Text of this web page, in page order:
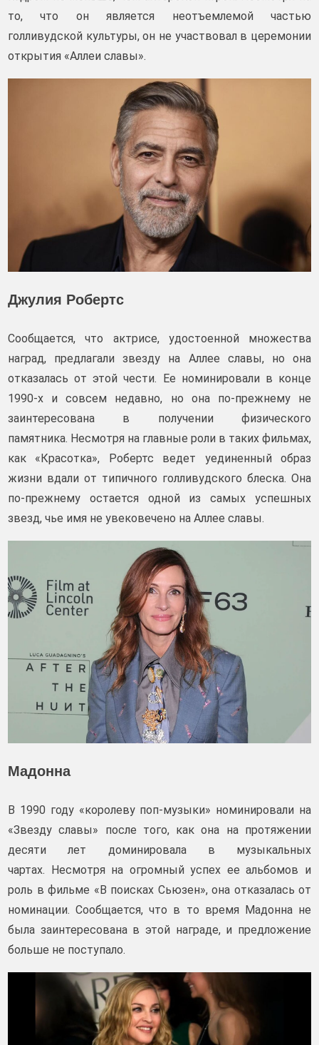
то, что он является неотъемлемой частью
голливудской культуры, он не участвовал в церемонии
открытия «Аллеи славы».
Джулия Робертс
Сообщается, что актрисе, удостоенной множества
наград, предлагали звезду на Аллее славы, но она
отказалась от этой чести. Ее номинировали в конце
1990-х и совсем недавно, но она по-прежнему не
заинтересована в получении физического
памятника. Несмотря на главные роли в таких фильмах,
как «Красотка», Робертс ведет уединенный образ
жизни вдали от типичного голливудского блеска. Она
по-прежнему остается одной из самых успешных
звезд, чье имя не увековечено на Аллее славы.
Мадонна
В 1990 году «королеву поп-музыки» номинировали на
«Звезду славы» после того, как она на протяжении
десяти лет доминировала в музыкальных
чартах. Несмотря на огромный успех ее альбомов и
роль в фильме «В поисках Сьюзен», она отказалась от
номинации. Сообщается, что в то время Мадонна не
была заинтересована в этой награде, и предложение
больше не поступало.